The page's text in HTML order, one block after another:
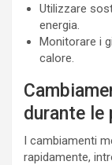
Utilizzare
energia.
Monitorare i
calore.
durante
I cambiamenti
rapidamente,